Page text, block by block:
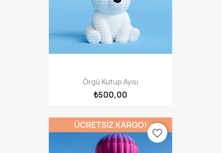
Örgü Kutup Ayısı
₺500,00
ÜCRETSIZ KARGO!
favorite_border